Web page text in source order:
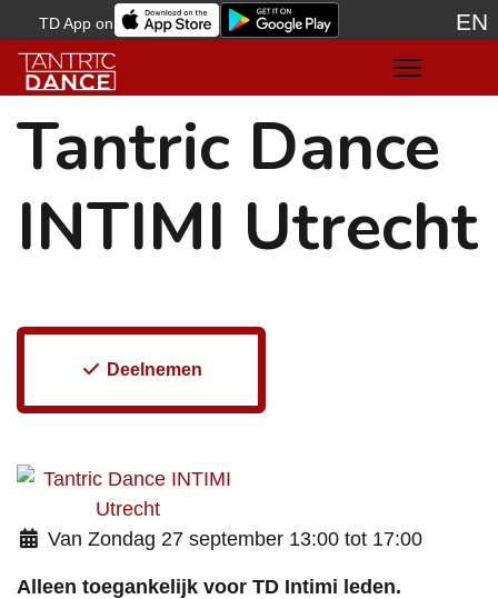
TD App on EN
Tantric Dance
INTIMI Utrecht
Deelnemen
Van Zondag 27 september 13:00 tot 17:00
Alleen toegankelijk voor TD Intimi leden.